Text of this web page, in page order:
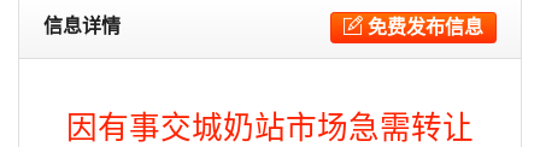
信息详情 免费发布信息
因有事交城奶站市场急需转让